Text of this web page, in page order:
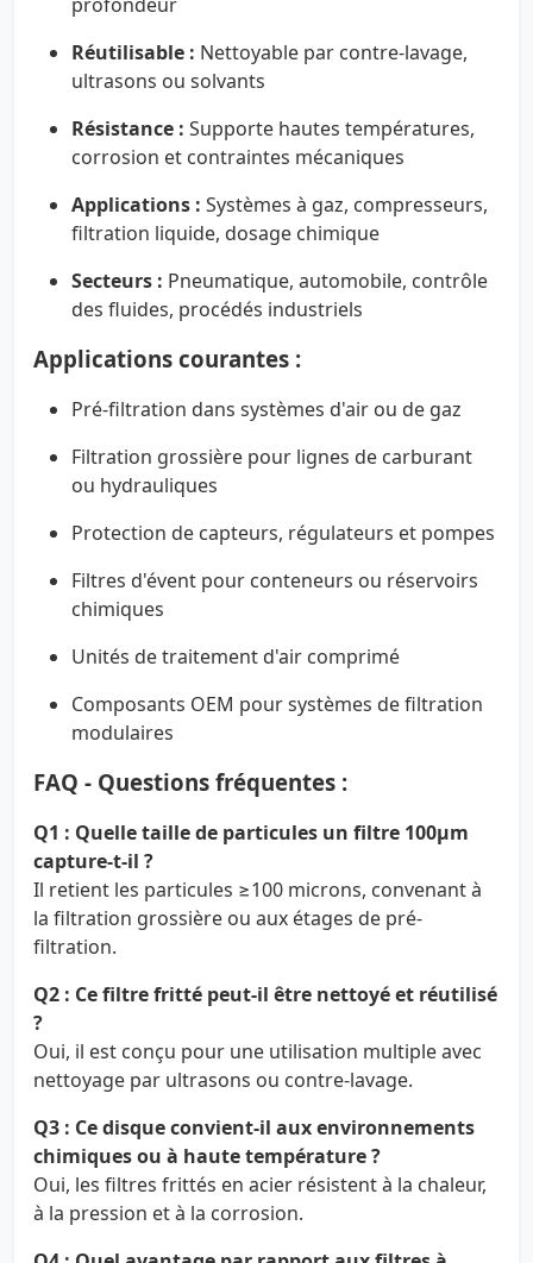
Réutilisable : Nettoyable par contre-lavage,
ultrasons ou solvants
Résistance : Supporte hautes températures,
corrosion et contraintes mécaniques
Applications : Systèmes à gaz, compresseurs,
filtration liquide, dosage chimique
Secteurs : Pneumatique, automobile, contrôle
des fluides, procédés industriels
Applications courantes :
Pré-filtration dans systèmes d'air ou de gaz
Filtration grossière pour lignes de carburant
ou hydrauliques
Protection de capteurs, régulateurs et pompes
Filtres d'évent pour conteneurs ou réservoirs
chimiques
Unités de traitement d'air comprimé
Composants OEM pour systèmes de filtration
modulaires
FAQ - Questions fréquentes :
Q1 : Quelle taille de particules un filtre 100µm
capture-t-il ?
Il retient les particules ≥100 microns, convenant à
la filtration grossière ou aux étages de pré-
filtration.
Q2 : Ce filtre fritté peut-il être nettoyé et réutilisé
?
Oui, il est conçu pour une utilisation multiple avec
nettoyage par ultrasons ou contre-lavage.
Q3 : Ce disque convient-il aux environnements
chimiques ou à haute température ?
Oui, les filtres frittés en acier résistent à la chaleur,
à la pression et à la corrosion.